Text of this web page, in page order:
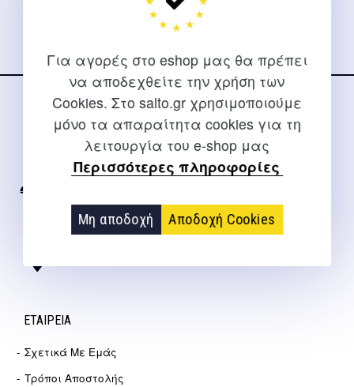
Για αγορές στο eshop μας θα πρέπει
να αποδεχθείτε την χρήση των
Cookies. Στο salto.gr χρησιμοποιούμε
μόνο τα απαραίτητα cookies για τη
λειτουργία του e-shop μας
Περισσότερες πληροφορίες
Μη αποδοχή Αποδοχή Cookies
Για διευκρινίσεις και υποστήριξη παραγγελιών μέσω του
info@salto.gr
ΕΤΑΙΡΕΊΑ
Σχετικά Με Εμάς
Τρόποι Αποστολής